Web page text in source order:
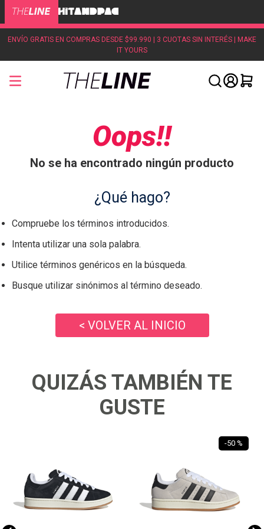
ENVÍO GRATIS EN COMPRAS DESDE $99.990 | 3 CUOTAS SIN INTERÉS | MAKE
IT YOURS
Oops!!
No se ha encontrado ningún producto
¿Qué hago?
Compruebe los términos introducidos.
Intenta utilizar una sola palabra.
Utilice términos genéricos en la búsqueda.
Busque utilizar sinónimos al término deseado.
< VOLVER AL INICIO
QUIZÁS TAMBIÉN TE
GUSTE
-50 %